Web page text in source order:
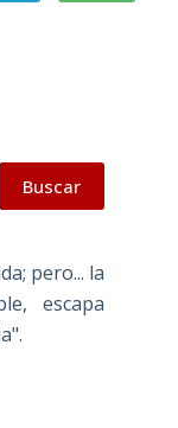
Buscar
pero... la
escapa